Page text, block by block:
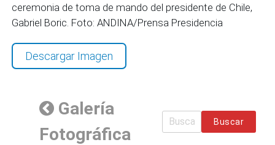
ceremonia de toma de mando del presidente de Chile,
Gabriel Boric. Foto: ANDINA/Prensa Presidencia
Descargar Imagen
Galería
Fotográfica
Buscar